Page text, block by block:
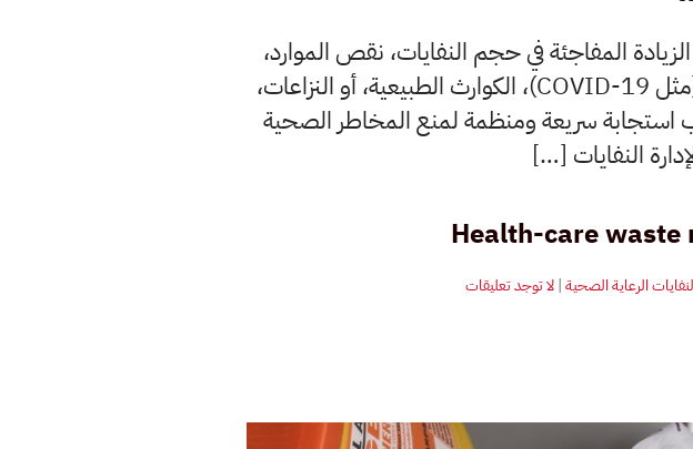
المفاجئة في حجم النفايات، نقص الموارد،
والضغط على الأنظمة الصحية. في حالات الطوارئ مثل الأوبئة (مثل COVID-19)، الكوارث الطبيعية، أو النزاعات،
استجابة سريعة ومنظمة لمنع المخاطر الصحية
النفايات […]
Health-care waste
الرعاية الصحية|لا توجد تعليقاتعلى